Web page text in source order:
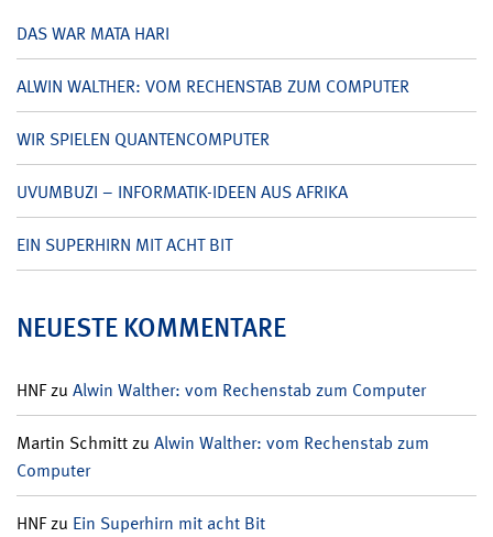
DAS WAR MATA HARI
ALWIN WALTHER: VOM RECHENSTAB ZUM COMPUTER
WIR SPIELEN QUANTENCOMPUTER
UVUMBUZI – INFORMATIK-IDEEN AUS AFRIKA
EIN SUPERHIRN MIT ACHT BIT
NEUESTE KOMMENTARE
HNFzu Alwin Walther: vom Rechenstab zum Computer
Martin Schmittzu Alwin Walther: vom Rechenstab zum
Computer
HNFzu Ein Superhirn mit acht Bit